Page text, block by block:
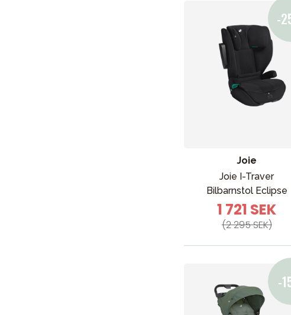
Joie
Joie I-Traver
Bilbarnstol Eclipse
1 721 SEK
(2 295 SEK)
Babypaket